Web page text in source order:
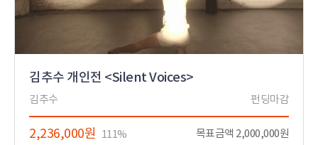
김추수 개인전 <Silent Voices>
김추수 펀딩마감
2,236,000원 111% 목표금액 2,000,000원